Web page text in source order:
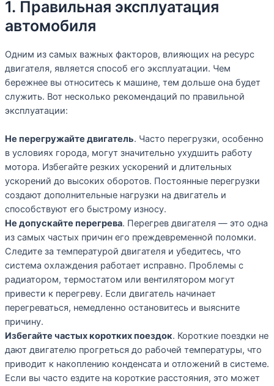
1. Правильная эксплуатация
автомобиля
Одним из самых важных факторов, влияющих на ресурс
двигателя, является способ его эксплуатации. Чем
бережнее вы относитесь к машине, тем дольше она будет
служить. Вот несколько рекомендаций по правильной
эксплуатации:
Не перегружайте двигатель. Часто перегрузки, особенно
в условиях города, могут значительно ухудшить работу
мотора. Избегайте резких ускорений и длительных
ускорений до высоких оборотов. Постоянные перегрузки
создают дополнительные нагрузки на двигатель и
способствуют его быстрому износу.
Не допускайте перегрева. Перегрев двигателя — это одна
из самых частых причин его преждевременной поломки.
Следите за температурой двигателя и убедитесь, что
система охлаждения работает исправно. Проблемы с
радиатором, термостатом или вентилятором могут
привести к перегреву. Если двигатель начинает
перегреваться, немедленно остановитесь и выясните
причину.
Избегайте частых коротких поездок. Короткие поездки не
дают двигателю прогреться до рабочей температуры, что
приводит к накоплению конденсата и отложений в системе.
Если вы часто ездите на короткие расстояния, это может